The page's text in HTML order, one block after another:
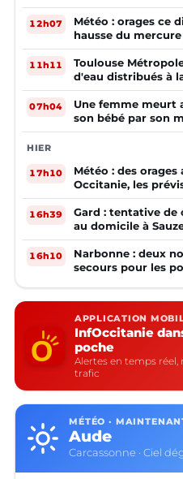
12h07
Météo : orages ce
hausse du
11h11
Toulouse
d'eau distribués à
07h04
Une femme meurt
son bébé par son
HIER
17h10
Météo : des
Occitanie, les
16h39
Gard : tentative de
au domicile à
16h10
Narbonne : deux
secours pour les
APPLICATION
InfOccitanie
poche
Alertes en temps réel,
trafic
MÉTÉO ·
Aude
Carcassonne · Ciel